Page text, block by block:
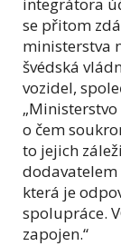
integrátora
se přitom
ministerstva
švédská
vozidel,
o čem
to jejich
dodavatelem
která je
spolupráce.
zapojen.“